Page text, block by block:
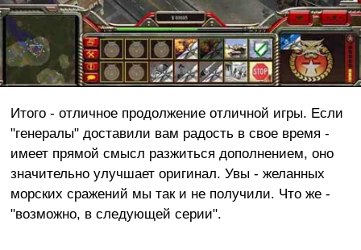
Итого - отличное продолжение отличной игры. Если
"генералы" доставили вам радость в свое время -
имеет прямой смысл разжиться дополнением, оно
значительно улучшает оригинал. Увы - желанных
морских сражений мы так и не получили. Что же -
"возможно, в следующей серии".